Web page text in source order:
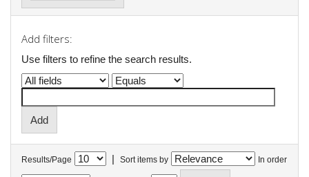
Add filters:
Use filters to refine the search results.
Results/Page | Sort items by In order